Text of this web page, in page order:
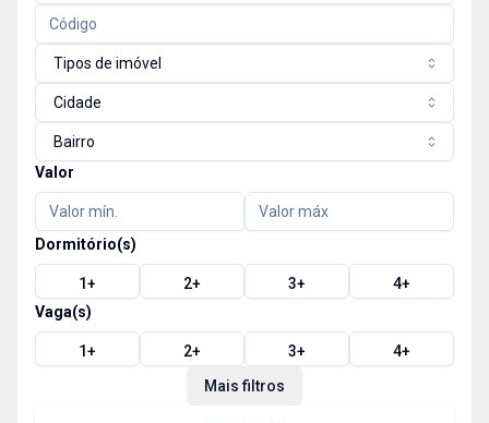
Tipos de imóvel
Cidade
Bairro
Valor
Dormitório(s)
1+ 2+ 3+ 4+
Vaga(s)
1+ 2+ 3+ 4+
Mais filtros